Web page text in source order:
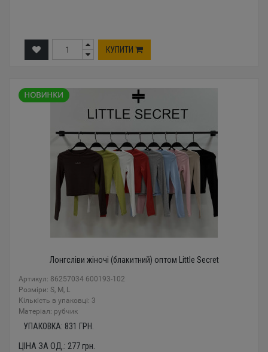
КУПИТИ
Лонгсліви жіночі (блакитний) оптом Little Secret
Артикул: 86257034 600193-102
Розміри: S, M, L
Кількість в упаковці: 3
Mатеріал: рубчик
УПАКОВКА: 831 ГРН.
ЦІНА ЗА ОД.: 277грн.